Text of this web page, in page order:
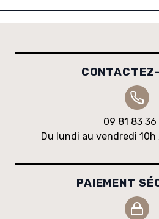
09 81 83 36
Du lundi au vendredi
PAIEMENT